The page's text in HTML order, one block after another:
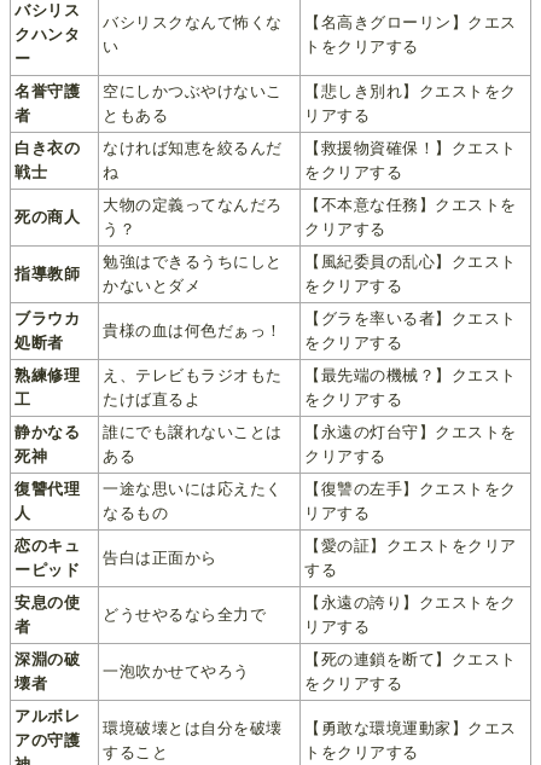
バシリス
クハンタ
ー
バシリスクなんて怖くな
い
【名高きグローリン】クエス
トをクリアする
名誉守護
者
空にしかつぶやけないこ
ともある
【悲しき別れ】クエストをク
リアする
白き衣の
戦士
なければ知恵を絞るんだ
ね
【救援物資確保！】クエスト
をクリアする
死の商人
大物の定義ってなんだろ
う？
【不本意な任務】クエストを
クリアする
指導教師
勉強はできるうちにしと
かないとダメ
【風紀委員の乱心】クエスト
をクリアする
ブラウカ
処断者
貴様の血は何色だぁっ！
【グラを率いる者】クエスト
をクリアする
熟練修理
工
え、テレビもラジオもた
たけば直るよ
【最先端の機械？】クエスト
をクリアする
静かなる
死神
誰にでも譲れないことは
ある
【永遠の灯台守】クエストを
クリアする
復讐代理
人
一途な思いには応えたく
なるもの
【復讐の左手】クエストをク
リアする
恋のキュ
ーピッド
告白は正面から
【愛の証】クエストをクリア
する
安息の使
者
どうせやるなら全力で
【永遠の誇り】クエストをク
リアする
深淵の破
壊者
一泡吹かせてやろう
【死の連鎖を断て】クエスト
をクリアする
アルボレ
アの守護
環境破壊とは自分を破壊
すること
【勇敢な環境運動家】クエス
トをクリアする